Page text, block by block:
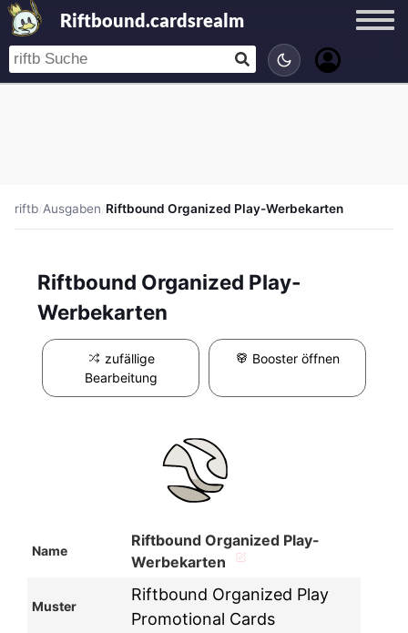
Riftbound.cardsrealm
riftb/Ausgaben/Riftbound Organized Play-Werbekarten
Riftbound Organized Play-
Werbekarten
zufällige
Bearbeitung
Booster öffnen
Name
Riftbound Organized Play-
Werbekarten
Muster
Riftbound Organized Play
Promotional Cards